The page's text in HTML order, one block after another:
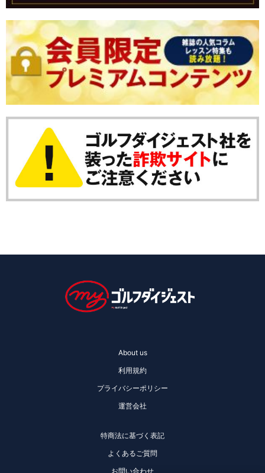
About us
利用規約
プライバシーポリシー
運営会社
特商法に基づく表記
よくあるご質問
お問い合わせ